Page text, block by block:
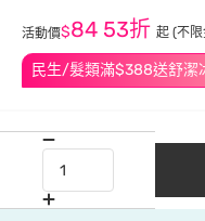
民生/髮類滿$388送舒潔
活動價$84 53折 起 (不